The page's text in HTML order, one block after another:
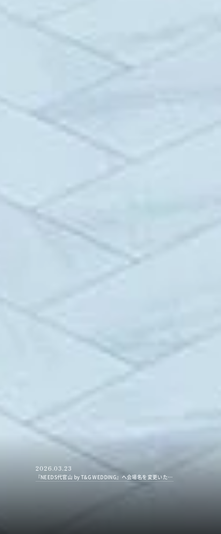
2026.03.23
『NEEDS代官山 by T&G WEDDING』へ会場名を変更いたしました